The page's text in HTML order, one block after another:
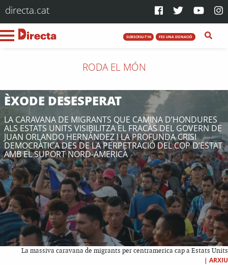
directa.cat
SUBSCRIU-T'HI FES UNA DONACIÓ
RODA EL MÓN
ÈXODE DESESPERAT
LA CARAVANA DE MIGRANTS QUE CAMINA D’HONDURES
ALS ESTATS UNITS VISIBILITZA EL FRACÀS DEL GOVERN DE
JUAN ORLANDO HERNÁNDEZ I LA PROFUNDA CRISI
DEMOCRÀTICA DES DE LA PERPETRACIÓ DEL COP D’ESTAT
AMB EL SUPORT NORD-AMERICÀ
La massiva caravana de migrants per centramerica cap a Estats Units
| ARXIU